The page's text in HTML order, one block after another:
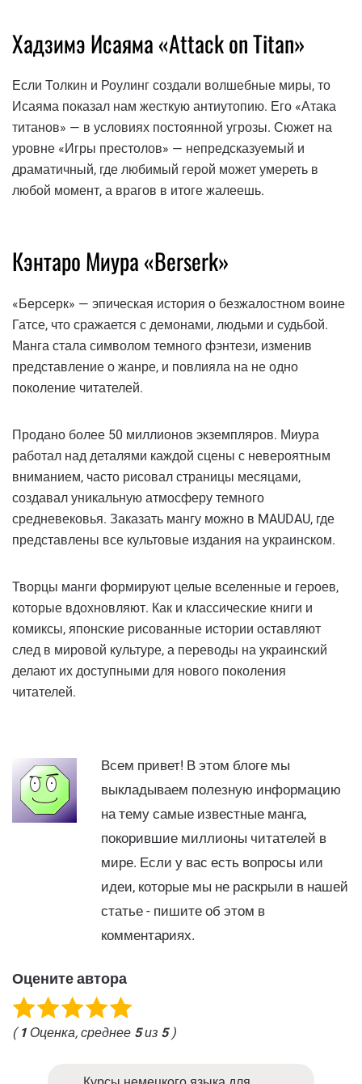
Хадзимэ Исаяма «Attack on Titan»
Если Толкин и Роулинг создали волшебные миры, то
Исаяма показал нам жесткую антиутопию. Его «Атака
титанов» — в условиях постоянной угрозы. Сюжет на
уровне «Игры престолов» — непредсказуемый и
драматичный, где любимый герой может умереть в
любой момент, а врагов в итоге жалеешь.
Кэнтаро Миура «Berserk»
«Берсерк» — эпическая история о безжалостном воине
Гатсе, что сражается с демонами, людьми и судьбой.
Манга стала символом темного фэнтези, изменив
представление о жанре, и повлияла на не одно
поколение читателей.
Продано более 50 миллионов экземпляров. Миура
работал над деталями каждой сцены с невероятным
вниманием, часто рисовал страницы месяцами,
создавал уникальную атмосферу темного
средневековья. Заказать мангу можно в MAUDAU, где
представлены все культовые издания на украинском.
Творцы манги формируют целые вселенные и героев,
которые вдохновляют. Как и классические книги и
комиксы, японские рисованные истории оставляют
след в мировой культуре, а переводы на украинский
делают их доступными для нового поколения
читателей.
Всем привет! В этом блоге мы
выкладываем полезную информацию
на тему самые известные манга,
покорившие миллионы читателей в
мире. Если у вас есть вопросы или
идеи, которые мы не раскрыли в нашей
статье - пишите об этом в
комментариях.
Оцените автора
( 1 Оценка, среднее 5из 5)